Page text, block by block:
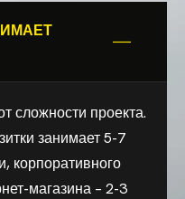
сложности проекта.
занимает 5-7
корпоративного
магазина – 2-3